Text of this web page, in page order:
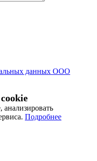
данных ООО
анализировать
Подробнее